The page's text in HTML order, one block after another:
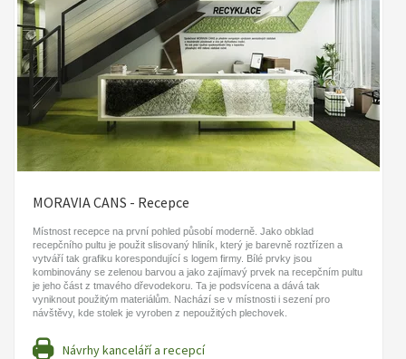
MORAVIA CANS - Recepce
Místnost recepce na první pohled působí moderně. Jako obklad
recepčního pultu je použit slisovaný hliník, který je barevně roztřízen a
vytváří tak grafiku korespondující s logem firmy. Bílé prvky jsou
kombinovány se zelenou barvou a jako zajímavý prvek na recepčním pultu
je jeho část z tmavého dřevodekoru. Ta je podsvícena a dává tak
vyniknout použitým materiálům. Nachází se v místnosti i sezení pro
návštěvy, kde stolek je vyroben z nepoužitých plechovek.
Návrhy kanceláří a recepcí